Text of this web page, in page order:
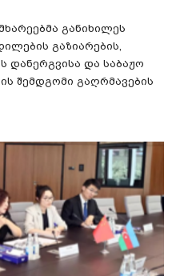
განიხილეს
გაზიარების
დანერგვისა და საბაჟო
შემდგომი გაღრმავების